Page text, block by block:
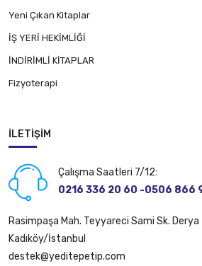
Yeni Çıkan Kitaplar
İŞ YERİ HEKİMLİĞİ
İNDİRİMLİ KİTAPLAR
Fizyoterapi
İLETIŞIM
Çalışma Saatleri 7/12:
0216 336 20 60 -0506 866
Rasimpaşa Mah. Teyyareci Sami Sk.
Kadıköy/İstanbul
destek@yeditepetip.com